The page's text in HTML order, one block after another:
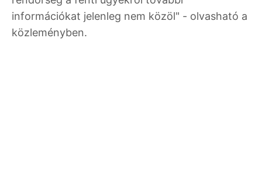
információkat jelenleg nem közöl" - olvasható a
közleményben.